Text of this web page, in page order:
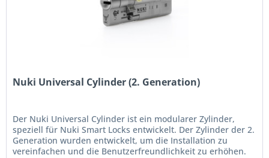
Nuki Universal Cylinder (2. Generation)
Der Nuki Universal Cylinder ist ein modularer Zylinder,
speziell für Nuki Smart Locks entwickelt. Der Zylinder der 2.
Generation wurden entwickelt, um die Installation zu
vereinfachen und die Benutzerfreundlichkeit zu erhöhen.